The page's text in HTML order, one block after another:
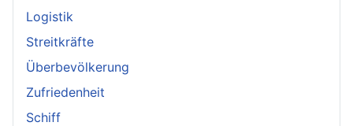
Logistik
Streitkräfte
Überbevölkerung
Zufriedenheit
Schiff